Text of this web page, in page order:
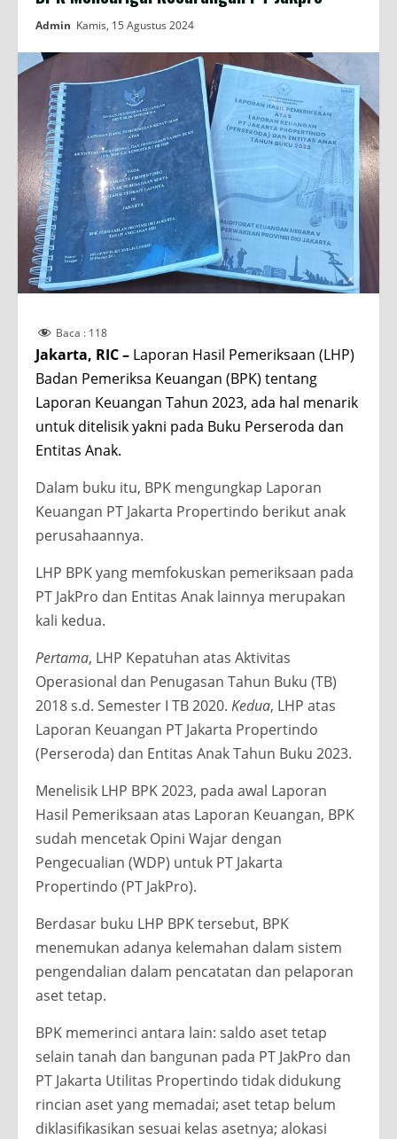
Admin Kamis, 15 Agustus 2024
Baca : 118
Jakarta, RIC – Laporan Hasil Pemeriksaan (LHP)
Badan Pemeriksa Keuangan (BPK) tentang
Laporan Keuangan Tahun 2023, ada hal menarik
untuk ditelisik yakni pada Buku Perseroda dan
Entitas Anak.
Dalam buku itu, BPK mengungkap Laporan
Keuangan PT Jakarta Propertindo berikut anak
perusahaannya.
LHP BPK yang memfokuskan pemeriksaan pada
PT JakPro dan Entitas Anak lainnya merupakan
kali kedua.
Pertama, LHP Kepatuhan atas Aktivitas
Operasional dan Penugasan Tahun Buku (TB)
2018 s.d. Semester I TB 2020. Kedua, LHP atas
Laporan Keuangan PT Jakarta Propertindo
(Perseroda) dan Entitas Anak Tahun Buku 2023.
Menelisik LHP BPK 2023, pada awal Laporan
Hasil Pemeriksaan atas Laporan Keuangan, BPK
sudah mencetak Opini Wajar dengan
Pengecualian (WDP) untuk PT Jakarta
Propertindo (PT JakPro).
Berdasar buku LHP BPK tersebut, BPK
menemukan adanya kelemahan dalam sistem
pengendalian dalam pencatatan dan pelaporan
aset tetap.
BPK memerinci antara lain: saldo aset tetap
selain tanah dan bangunan pada PT JakPro dan
PT Jakarta Utilitas Propertindo tidak didukung
rincian aset yang memadai; aset tetap belum
diklasifikasikan sesuai kelas asetnya; alokasi